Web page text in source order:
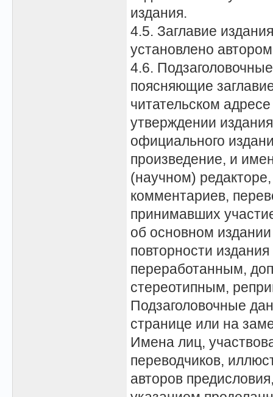
издания.
4.5. Заглавие
установлено
4.6.
поясняющие
читательском
утверждении
официального
произведение, и
(научном)
комментариев,
принимавших
об основном
повторности
переработанным,
стереотипным,
Подзаголовочные
странице или на
Имена лиц,
переводчиков,
авторов